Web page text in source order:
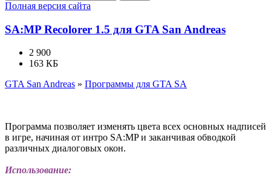
Полная версия сайта
SA:MP Recolorer 1.5 для GTA San Andreas
2 900
163 КБ
GTA San Andreas » Программы для GTA SA
Программа позволяет изменять цвета всех основных надписей
в игре, начиная от интро SA:MP и заканчивая обводкой
различных диалоговых окон.
Использование: